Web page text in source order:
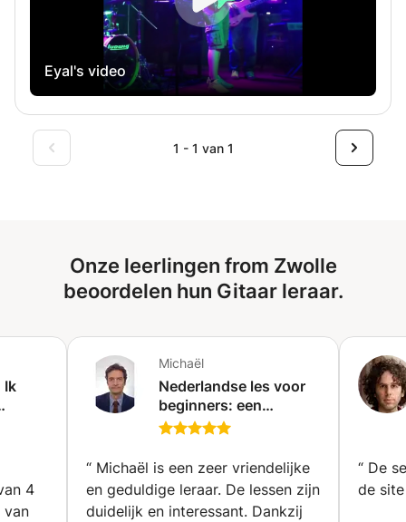
elektronische muziek en hedendaagse muziek, waarop hij
zijn rijke aanpak baseert, die voor iedere student
afzonderlijk kan worden aangepast. Solo's, akkoorden,
improvisaties, zware distortion of akoestische gitaar,
spelen op een feestje of springen op podia, noten lezen of
op gehoor spelen. Misschien weet je precies wat je wilt,
maar misschien weet je het nog niet zeker. Volgens Eyal is
het de taak van de leraar om je te helpen dat te
ontdekken en je door je persoonlijke proces te
Klassieke stukken of moderne melodieën? Het enige juiste
antwoord is wat jij interessant vindt.
Eyal's video
1 - 1 van 1
Onze leerlingen from Zwolle
beoordelen hun Gitaar leraar.
Ik
4
van
Michaël
Nederlandse les voor
beginners: een
eenvoudige en
(Ukkel)
“ Michaël is een zeer vriendelijke
en geduldige leraar. De lessen zijn
duidelijk en interessant. Dankzij
“ De
de